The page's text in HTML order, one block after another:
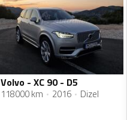
Volvo - XC 90 - D5
118000 km 2016 Dizel